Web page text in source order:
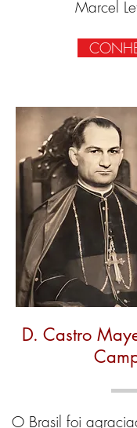
Marcel
D. Castro
O Brasil foi